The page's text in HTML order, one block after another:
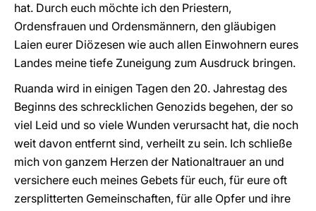
hat. Durch euch möchte ich den Priestern,
Ordensfrauen und Ordensmännern, den gläubigen
Laien eurer Diözesen wie auch allen Einwohnern eures
Landes meine tiefe Zuneigung zum Ausdruck bringen.
Ruanda wird in einigen Tagen den 20. Jahrestag des
Beginns des schrecklichen Genozids begehen, der so
viel Leid und so viele Wunden verursacht hat, die noch
weit davon entfernt sind, verheilt zu sein. Ich schließe
mich von ganzem Herzen der Nationaltrauer an und
versichere euch meines Gebets für euch, für eure oft
zersplitterten Gemeinschaften, für alle Opfer und ihre